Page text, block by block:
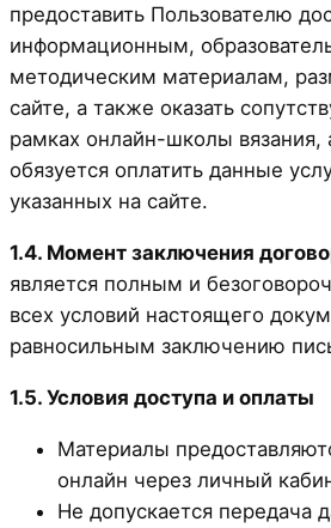
предоставить Пользователю
информационным,
методическим материалам,
сайте, а также оказать
рамках онлайн-школы вязания,
обязуется оплатить данные
указанных на сайте.
1.4. Момент заключения
является полным и
всех условий настоящего
равносильным заключению
1.5. Условия доступа и оплаты
Материалы
онлайн через личный
Не допускается передача